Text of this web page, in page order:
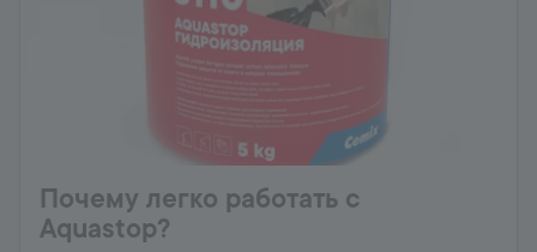
Почему легко работать с
Aquastop?